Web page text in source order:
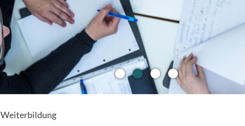
Weiterbildung